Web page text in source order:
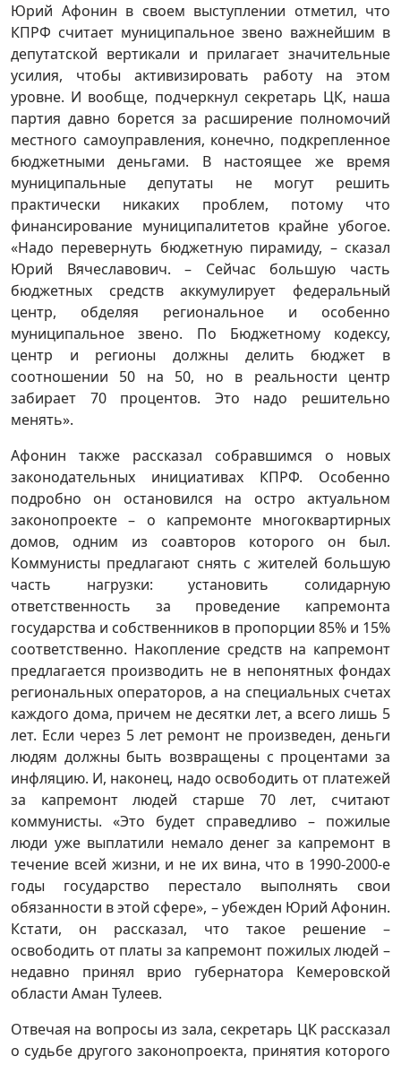
Юрий Афонин в своем выступлении отметил, что
КПРФ считает муниципальное звено важнейшим в
депутатской вертикали и прилагает значительные
усилия, чтобы активизировать работу на этом
уровне. И вообще, подчеркнул секретарь ЦК, наша
партия давно борется за расширение полномочий
местного самоуправления, конечно, подкрепленное
бюджетными деньгами. В настоящее же время
муниципальные депутаты не могут решить
практически никаких проблем, потому что
финансирование муниципалитетов крайне убогое.
«Надо перевернуть бюджетную пирамиду, – сказал
Юрий Вячеславович. – Сейчас большую часть
бюджетных средств аккумулирует федеральный
центр, обделяя региональное и особенно
муниципальное звено. По Бюджетному кодексу,
центр и регионы должны делить бюджет в
соотношении 50 на 50, но в реальности центр
забирает 70 процентов. Это надо решительно
менять».
Афонин также рассказал собравшимся о новых
законодательных инициативах КПРФ. Особенно
подробно он остановился на остро актуальном
законопроекте – о капремонте многоквартирных
домов, одним из соавторов которого он был.
Коммунисты предлагают снять с жителей большую
часть нагрузки: установить солидарную
ответственность за проведение капремонта
государства и собственников в пропорции 85% и 15%
соответственно. Накопление средств на капремонт
предлагается производить не в непонятных фондах
региональных операторов, а на специальных счетах
каждого дома, причем не десятки лет, а всего лишь 5
лет. Если через 5 лет ремонт не произведен, деньги
людям должны быть возвращены с процентами за
инфляцию. И, наконец, надо освободить от платежей
за капремонт людей старше 70 лет, считают
коммунисты. «Это будет справедливо – пожилые
люди уже выплатили немало денег за капремонт в
течение всей жизни, и не их вина, что в 1990-2000-е
годы государство перестало выполнять свои
обязанности в этой сфере», – убежден Юрий Афонин.
Кстати, он рассказал, что такое решение –
освободить от платы за капремонт пожилых людей –
недавно принял врио губернатора Кемеровской
области Аман Тулеев.
Отвечая на вопросы из зала, секретарь ЦК рассказал
о судьбе другого законопроекта, принятия которого